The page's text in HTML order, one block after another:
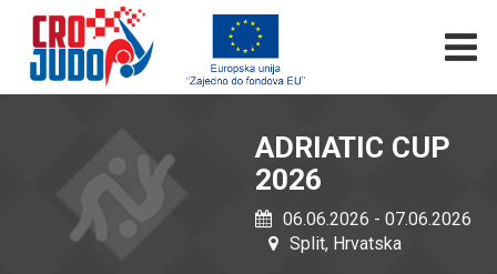
ADRIATIC CUP
2026
06.06.2026 - 07.06.2026
Split, Hrvatska